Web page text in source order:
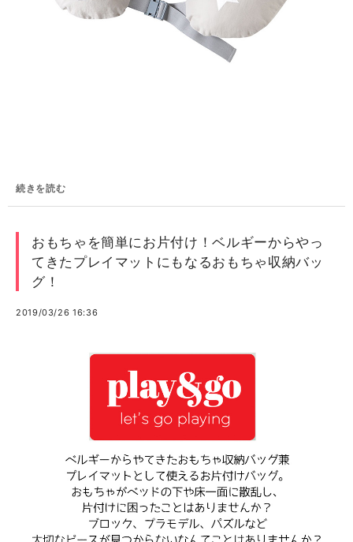
続きを読む
おもちゃを簡単にお片付け！ベルギーからやっ
てきたプレイマットにもなるおもちゃ収納バッ
グ！
2019/03/26 16:36